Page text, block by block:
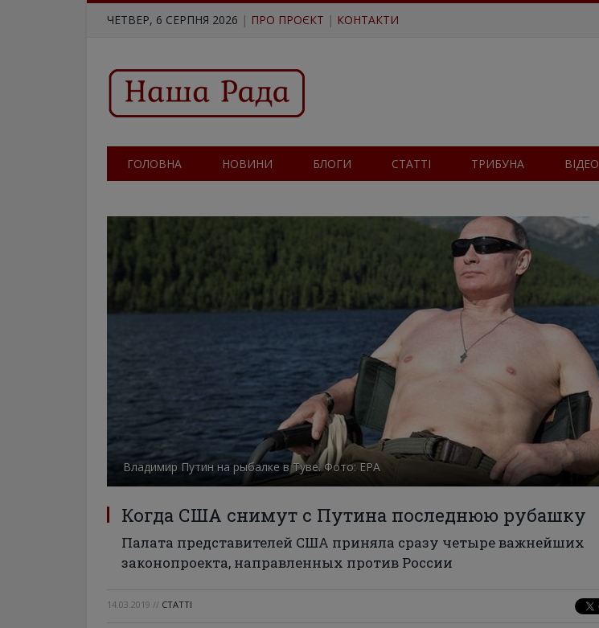
ЧЕТВЕР, 6 СЕРПНЯ 2026 | ПРО ПРОЄКТ | КОНТАКТИ
ГОЛОВНА НОВИНИ БЛОГИ СТАТТІ ТРИБУНА ВІДЕО
Владимир Путин на рыбалке в Туве. Фото: ЕРА
Когда США снимут с Путина последнюю рубашку
Палата представителей США приняла сразу четыре важнейших
законопроекта, направленных против России
14.03.2019 // СТАТТІ